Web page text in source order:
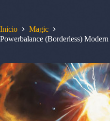
Inicio
Magic
Powerbalance (Borderless)